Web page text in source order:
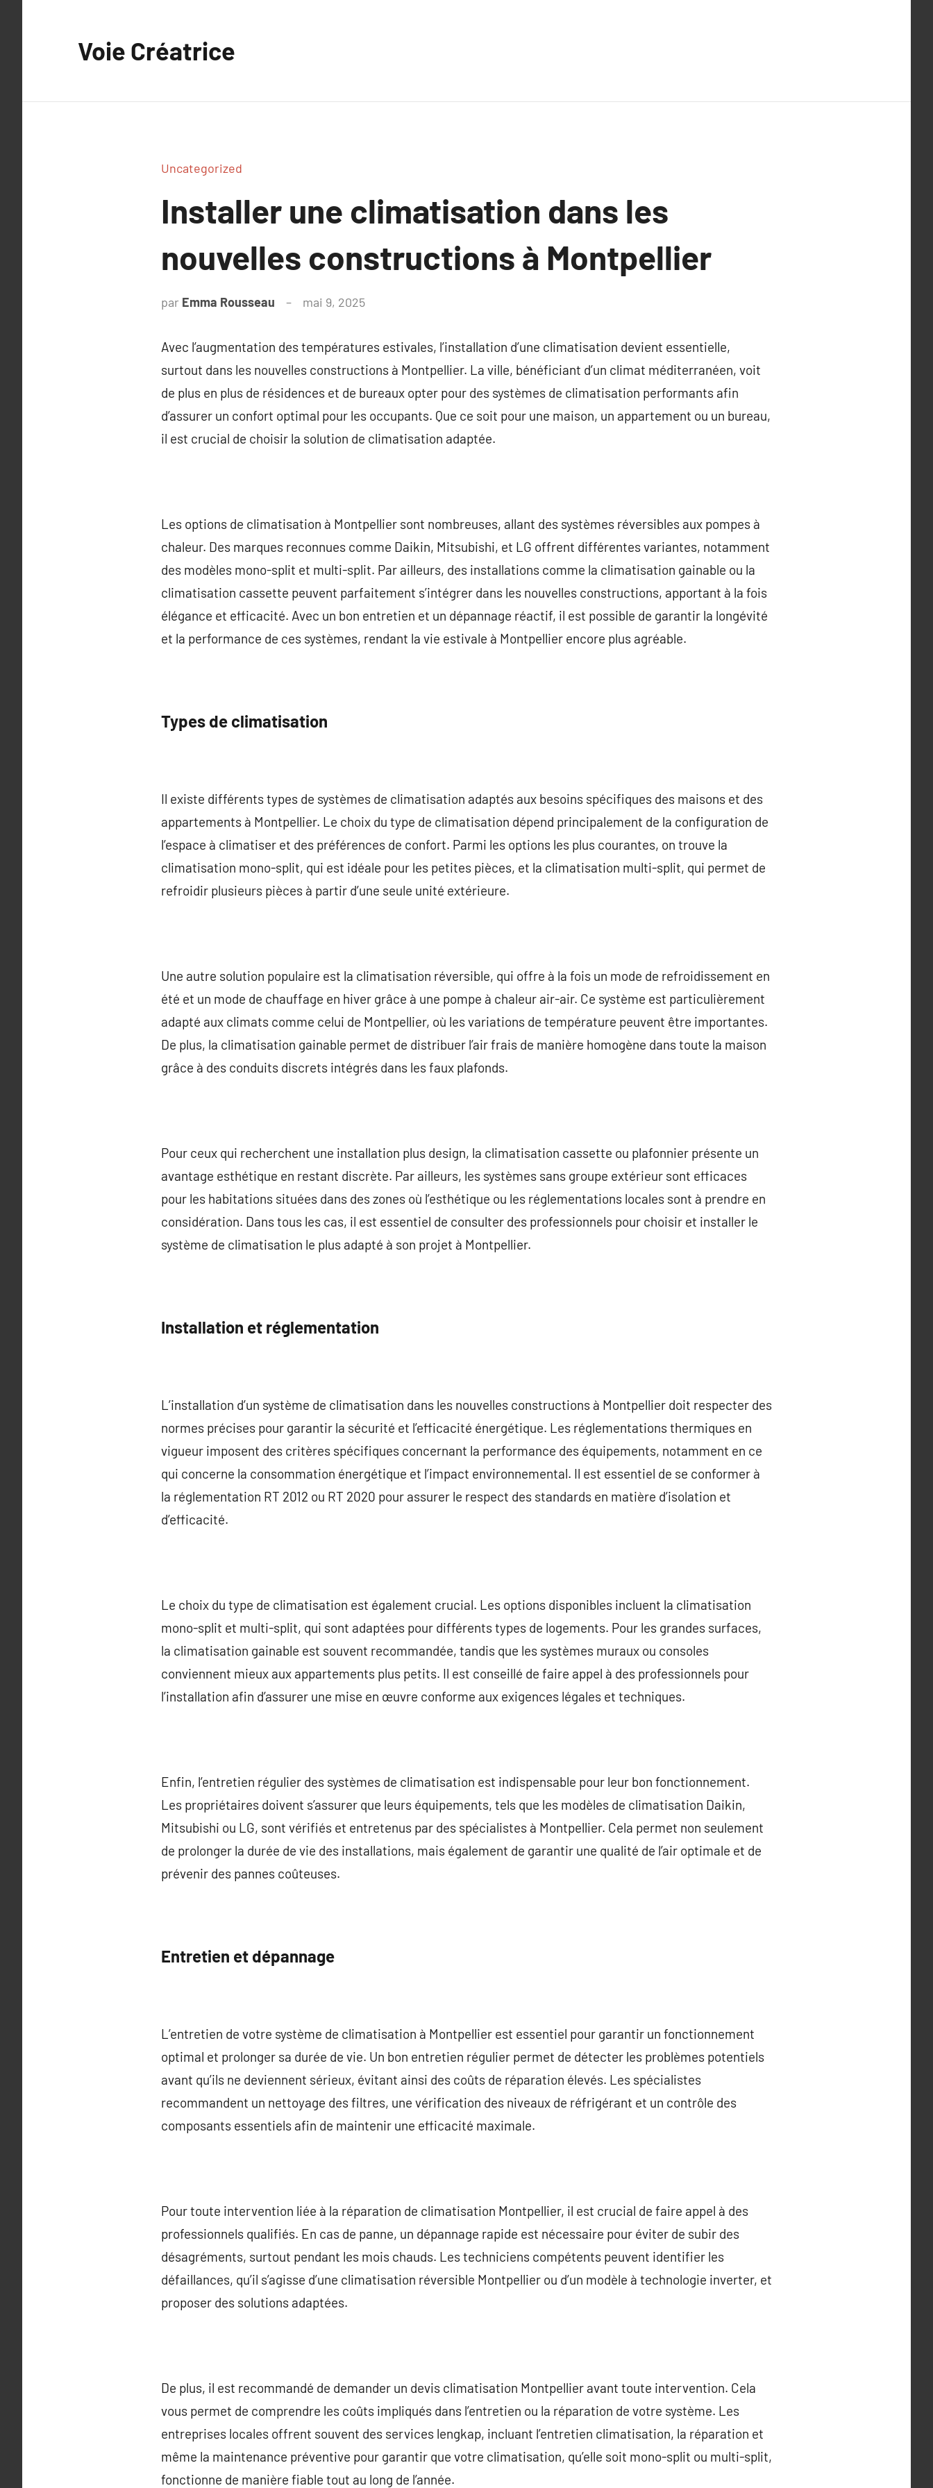
Voie Créatrice
Uncategorized
Installer une climatisation dans les
nouvelles constructions à Montpellier
par Emma Rousseau mai 9, 2025
Avec l’augmentation des températures estivales, l’installation d’une climatisation devient essentielle,
surtout dans les nouvelles constructions à Montpellier. La ville, bénéficiant d’un climat méditerranéen, voit
de plus en plus de résidences et de bureaux opter pour des systèmes de climatisation performants afin
d’assurer un confort optimal pour les occupants. Que ce soit pour une maison, un appartement ou un bureau,
il est crucial de choisir la solution de climatisation adaptée.
Les options de climatisation à Montpellier sont nombreuses, allant des systèmes réversibles aux pompes à
chaleur. Des marques reconnues comme Daikin, Mitsubishi, et LG offrent différentes variantes, notamment
des modèles mono-split et multi-split. Par ailleurs, des installations comme la climatisation gainable ou la
climatisation cassette peuvent parfaitement s’intégrer dans les nouvelles constructions, apportant à la fois
élégance et efficacité. Avec un bon entretien et un dépannage réactif, il est possible de garantir la longévité
et la performance de ces systèmes, rendant la vie estivale à Montpellier encore plus agréable.
Types de climatisation
Il existe différents types de systèmes de climatisation adaptés aux besoins spécifiques des maisons et des
appartements à Montpellier. Le choix du type de climatisation dépend principalement de la configuration de
l’espace à climatiser et des préférences de confort. Parmi les options les plus courantes, on trouve la
climatisation mono-split, qui est idéale pour les petites pièces, et la climatisation multi-split, qui permet de
refroidir plusieurs pièces à partir d’une seule unité extérieure.
Une autre solution populaire est la climatisation réversible, qui offre à la fois un mode de refroidissement en
été et un mode de chauffage en hiver grâce à une pompe à chaleur air-air. Ce système est particulièrement
adapté aux climats comme celui de Montpellier, où les variations de température peuvent être importantes.
De plus, la climatisation gainable permet de distribuer l’air frais de manière homogène dans toute la maison
grâce à des conduits discrets intégrés dans les faux plafonds.
Pour ceux qui recherchent une installation plus design, la climatisation cassette ou plafonnier présente un
avantage esthétique en restant discrète. Par ailleurs, les systèmes sans groupe extérieur sont efficaces
pour les habitations situées dans des zones où l’esthétique ou les réglementations locales sont à prendre en
considération. Dans tous les cas, il est essentiel de consulter des professionnels pour choisir et installer le
système de climatisation le plus adapté à son projet à Montpellier.
Installation et réglementation
L’installation d’un système de climatisation dans les nouvelles constructions à Montpellier doit respecter des
normes précises pour garantir la sécurité et l’efficacité énergétique. Les réglementations thermiques en
vigueur imposent des critères spécifiques concernant la performance des équipements, notamment en ce
qui concerne la consommation énergétique et l’impact environnemental. Il est essentiel de se conformer à
la réglementation RT 2012 ou RT 2020 pour assurer le respect des standards en matière d’isolation et
d’efficacité.
Le choix du type de climatisation est également crucial. Les options disponibles incluent la climatisation
mono-split et multi-split, qui sont adaptées pour différents types de logements. Pour les grandes surfaces,
la climatisation gainable est souvent recommandée, tandis que les systèmes muraux ou consoles
conviennent mieux aux appartements plus petits. Il est conseillé de faire appel à des professionnels pour
l’installation afin d’assurer une mise en œuvre conforme aux exigences légales et techniques.
Enfin, l’entretien régulier des systèmes de climatisation est indispensable pour leur bon fonctionnement.
Les propriétaires doivent s’assurer que leurs équipements, tels que les modèles de climatisation Daikin,
Mitsubishi ou LG, sont vérifiés et entretenus par des spécialistes à Montpellier. Cela permet non seulement
de prolonger la durée de vie des installations, mais également de garantir une qualité de l’air optimale et de
prévenir des pannes coûteuses.
Entretien et dépannage
L’entretien de votre système de climatisation à Montpellier est essentiel pour garantir un fonctionnement
optimal et prolonger sa durée de vie. Un bon entretien régulier permet de détecter les problèmes potentiels
avant qu’ils ne deviennent sérieux, évitant ainsi des coûts de réparation élevés. Les spécialistes
recommandent un nettoyage des filtres, une vérification des niveaux de réfrigérant et un contrôle des
composants essentiels afin de maintenir une efficacité maximale.
Pour toute intervention liée à la réparation de climatisation Montpellier, il est crucial de faire appel à des
professionnels qualifiés. En cas de panne, un dépannage rapide est nécessaire pour éviter de subir des
désagréments, surtout pendant les mois chauds. Les techniciens compétents peuvent identifier les
défaillances, qu’il s’agisse d’une climatisation réversible Montpellier ou d’un modèle à technologie inverter, et
proposer des solutions adaptées.
De plus, il est recommandé de demander un devis climatisation Montpellier avant toute intervention. Cela
vous permet de comprendre les coûts impliqués dans l’entretien ou la réparation de votre système. Les
entreprises locales offrent souvent des services lengkap, incluant l’entretien climatisation, la réparation et
même la maintenance préventive pour garantir que votre climatisation, qu’elle soit mono-split ou multi-split,
fonctionne de manière fiable tout au long de l’année.